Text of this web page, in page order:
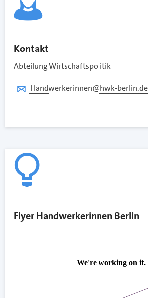
Kontakt
Abteilung Wirtschaftspolitik
Handwerkerinnen@hwk-berlin.de
Flyer Handwerkerinnen Berlin